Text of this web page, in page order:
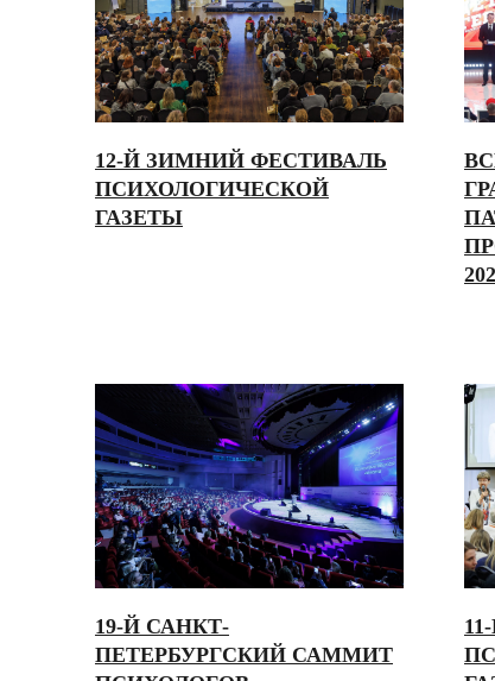
12-Й ЗИМНИЙ ФЕСТИВАЛЬ
ПСИХОЛОГИЧЕСКОЙ
ГАЗЕТЫ
19-Й САНКТ-
ПЕТЕРБУРГСКИЙ САММИТ